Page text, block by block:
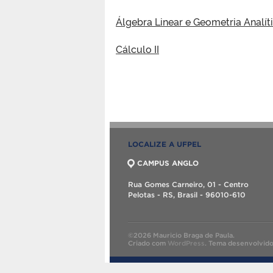
Álgebra Linear e Geometria
Cálculo II
LOCALIZE A UFPEL
CAMPUS ANGLO
Rua Gomes Carneiro, 01 - Centro
Pelotas - RS, Brasil - 96010-610
©2026 Mauricio Braga de Paula.
Criado com WordPress. Tema